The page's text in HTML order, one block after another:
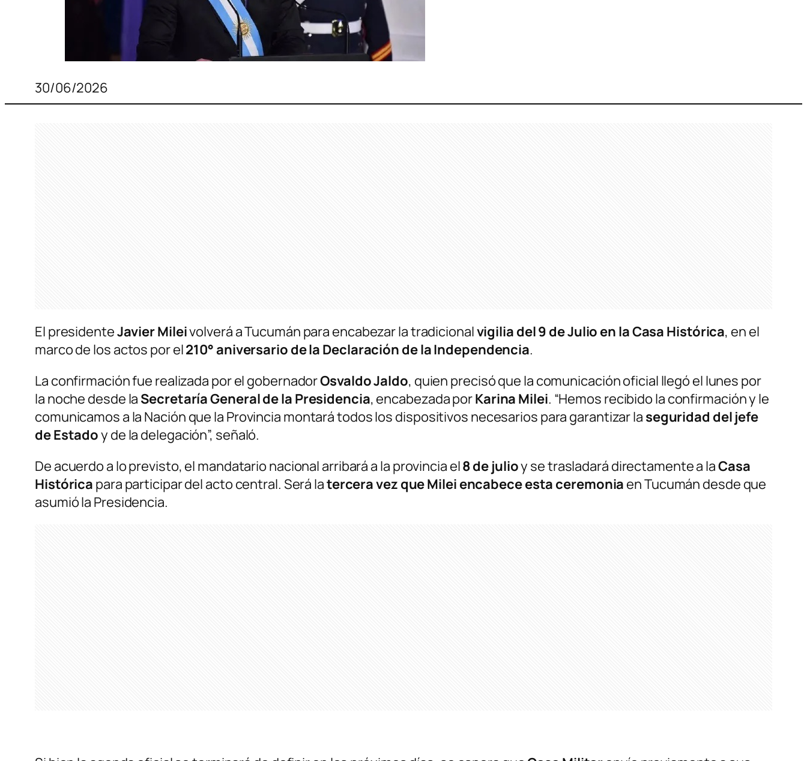
30/06/2026
El presidenteJavier Mileivolverá a Tucumán para encabezar la tradicionalvigilia del 9 de Julio en la Casa Histórica, en el
marco de los actos por el210° aniversario de la Declaración de la Independencia.
La confirmación fue realizada por el gobernadorOsvaldo Jaldo, quien precisó que la comunicación oficial llegó el lunes por
la noche desde la Secretaría General de la Presidencia, encabezada porKarina Milei. “Hemos recibido la confirmación y le
comunicamos a la Nación que la Provincia montará todos los dispositivos necesarios para garantizar la seguridad del jefe
de Estadoy de la delegación”, señaló.
De acuerdo a lo previsto, el mandatario nacional arribará a la provincia el8 de julioy se trasladará directamente a laCasa
Histórica para participar del acto central. Será latercera vez que Milei encabece esta ceremonia en Tucumán desde que
asumió la Presidencia.